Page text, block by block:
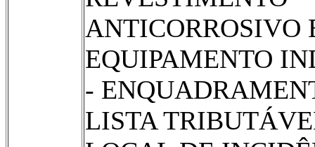
ANTICORROSIVO
EQUIPAMENTO
-
LISTA